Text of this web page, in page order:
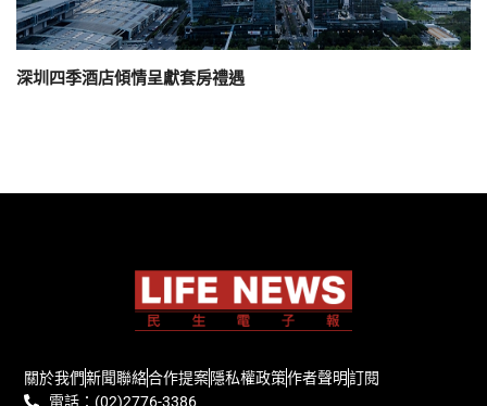
深圳四季酒店傾情呈獻套房禮遇
關於我們新聞聯絡合作提案隱私權政策作者聲明訂閱
電話：(02)2776-3386